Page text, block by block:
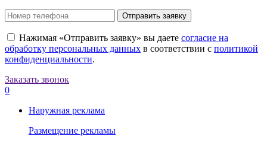
Отправить заявку
Нажимая «Отправить заявку» вы даете согласие на
обработку персональных данных в соответствии с политикой
конфиденциальности.
Заказать звонок
0
Наружная реклама
Размещение рекламы